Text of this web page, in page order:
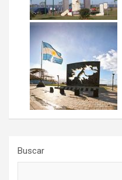
Buscar